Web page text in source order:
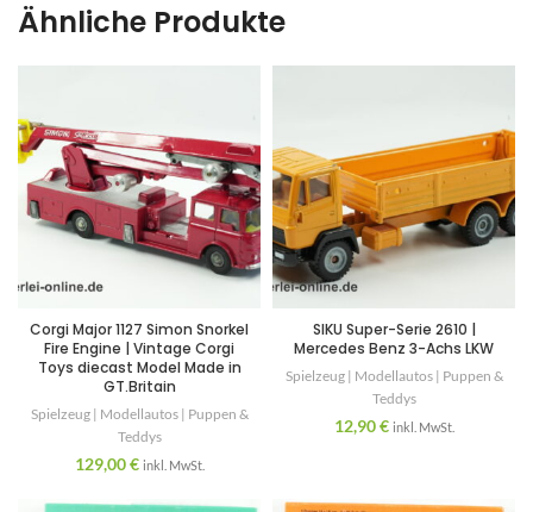
Ähnliche Produkte
Corgi Major 1127 Simon Snorkel
Fire Engine | Vintage Corgi
Toys diecast Model Made in
GT.Britain
Spielzeug | Modellautos | Puppen &
Teddys
129,00€ inkl. MwSt.
SIKU Super-Serie 2610 |
Mercedes Benz 3-Achs LKW
Spielzeug | Modellautos | Puppen &
Teddys
12,90€ inkl. MwSt.